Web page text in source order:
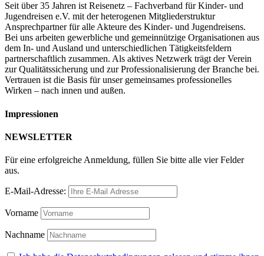
Seit über 35 Jahren ist Reisenetz – Fachverband für Kinder- und
Jugendreisen e.V. mit der heterogenen Mitgliederstruktur
Ansprechpartner für alle Akteure des Kinder- und Jugendreisens.
Bei uns arbeiten gewerbliche und gemeinnützige Organisationen aus
dem In- und Ausland und unterschiedlichen Tätigkeitsfeldern
partnerschaftlich zusammen. Als aktives Netzwerk trägt der Verein
zur Qualitätssicherung und zur Professionalisierung der Branche bei.
Vertrauen ist die Basis für unser gemeinsames professionelles
Wirken – nach innen und außen.
Impressionen
NEWSLETTER
Für eine erfolgreiche Anmeldung, füllen Sie bitte alle vier Felder
aus.
E-Mail-Adresse:
Vorname
Nachname